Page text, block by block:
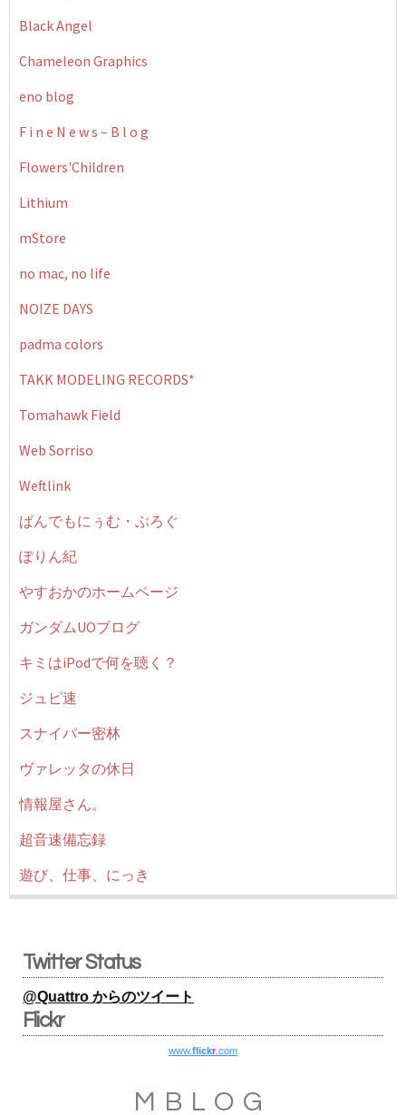
Black Angel
Chameleon Graphics
eno blog
F i n e N e w s – B l o g
Flowers'Children
Lithium
mStore
no mac, no life
NOIZE DAYS
padma colors
TAKK MODELING RECORDS*
Tomahawk Field
Web Sorriso
Weftlink
ぱんでもにぅむ・ぶろぐ
ぽりん紀
やすおかのホームページ
ガンダムUOブログ
キミはiPodで何を聴く？
ジュピ速
スナイパー密林
ヴァレッタの休日
情報屋さん。
超音速備忘録
遊び、仕事、にっき
Twitter Status
@Quattro からのツイート
Flickr
www.flickr.com
MBLOG